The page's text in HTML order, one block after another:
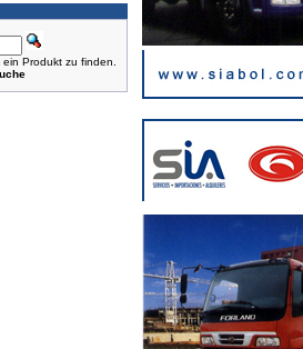
Produkt zu finden.